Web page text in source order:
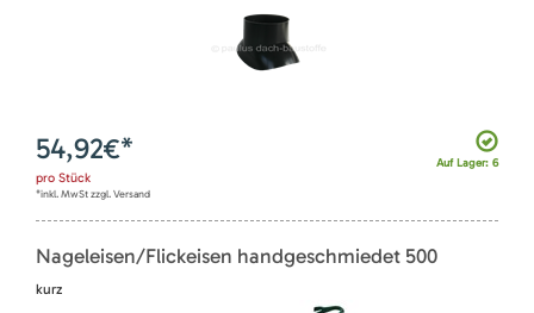
Auf Lager: 6
54,92€*
pro Stück
*inkl. MwSt zzgl. Versand
Nageleisen/Flickeisen handgeschmiedet 500
kurz